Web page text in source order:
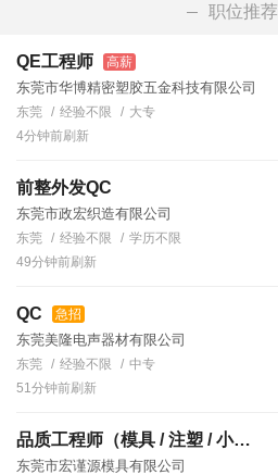
职位推荐
QE工程师 高薪
东莞市华博精密塑胶五金科技有限公司
东莞 经验不限
大专
4分钟前刷新
前整外发QC
东莞市政宏织造有限公司
东莞 经验不限
学历不限
49分钟前刷新
QC 急招
东莞美隆电声器材有限公司
东莞 经验不限
中专
51分钟前刷新
品质工程师（模具 / 注塑 / 小家电）
东莞市宏谨源模具有限公司